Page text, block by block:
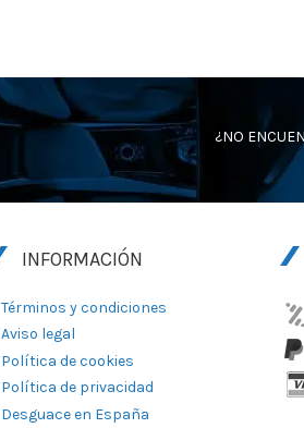
¿NO
INFORMACIÓN
Términos y condiciones
Aviso legal
Política de cookies
Política de privacidad
Desguace en España